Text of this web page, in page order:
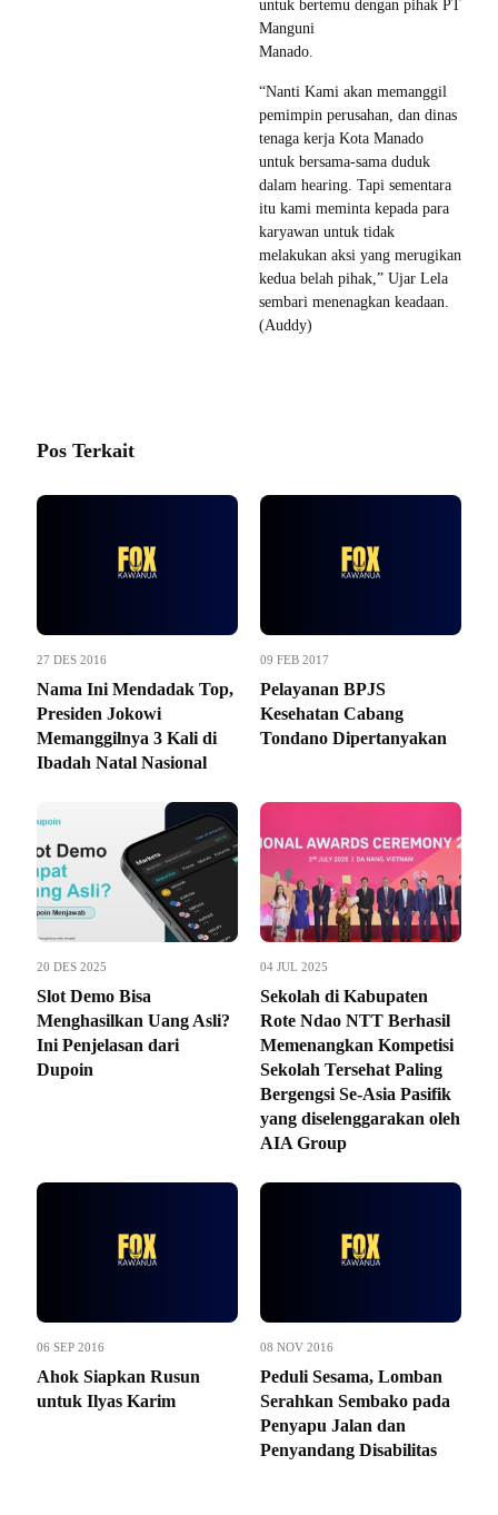
untuk bertemu dengan pihak PT
Manguni
Manado.
“Nanti Kami akan memanggil
pemimpin perusahan, dan dinas
tenaga kerja Kota Manado
untuk bersama-sama duduk
dalam hearing. Tapi sementara
itu kami meminta kepada para
karyawan untuk tidak
melakukan aksi yang merugikan
kedua belah pihak,” Ujar Lela
sembari menenagkan keadaan.
(Auddy)
Pos Terkait
27 DES 2016
Nama Ini Mendadak Top,
Presiden Jokowi
Memanggilnya 3 Kali di
Ibadah Natal Nasional
09 FEB 2017
Pelayanan BPJS
Kesehatan Cabang
Tondano Dipertanyakan
20 DES 2025
Slot Demo Bisa
Menghasilkan Uang Asli?
Ini Penjelasan dari
Dupoin
04 JUL 2025
Sekolah di Kabupaten
Rote Ndao NTT Berhasil
Memenangkan Kompetisi
Sekolah Tersehat Paling
Bergengsi Se-Asia Pasifik
yang diselenggarakan oleh
AIA Group
06 SEP 2016
Ahok Siapkan Rusun
untuk Ilyas Karim
08 NOV 2016
Peduli Sesama, Lomban
Serahkan Sembako pada
Penyapu Jalan dan
Penyandang Disabilitas